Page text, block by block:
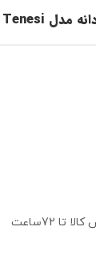
72ساعت